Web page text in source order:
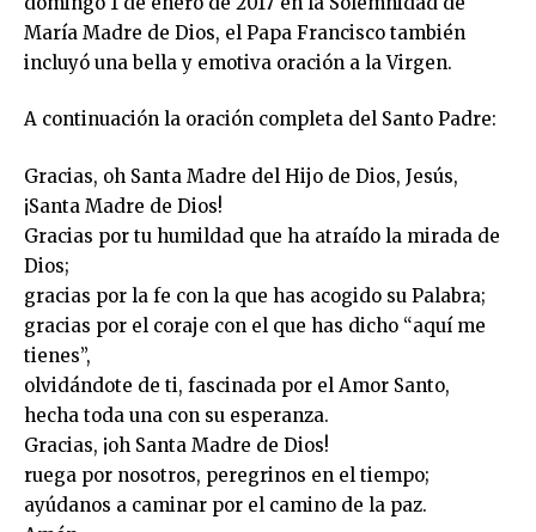
María Madre de Dios, el Papa Francisco también
incluyó una bella y emotiva oración a la Virgen.
A continuación la oración completa del Santo Padre:
Gracias, oh Santa Madre del Hijo de Dios, Jesús,
¡Santa Madre de Dios!
Gracias por tu humildad que ha atraído la mirada de
Dios;
gracias por la fe con la que has acogido su Palabra;
gracias por el coraje con el que has dicho “aquí me
tienes”,
olvidándote de ti, fascinada por el Amor Santo,
hecha toda una con su esperanza.
Gracias, ¡oh Santa Madre de Dios!
ruega por nosotros, peregrinos en el tiempo;
ayúdanos a caminar por el camino de la paz.